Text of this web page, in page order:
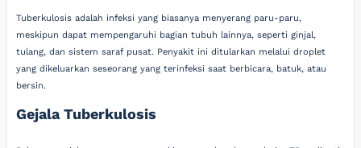
Tuberkulosis adalah infeksi yang biasanya menyerang paru-paru,
meskipun dapat mempengaruhi bagian tubuh lainnya, seperti ginjal,
tulang, dan sistem saraf pusat. Penyakit ini ditularkan melalui droplet
yang dikeluarkan seseorang yang terinfeksi saat berbicara, batuk, atau
bersin.
Gejala Tuberkulosis